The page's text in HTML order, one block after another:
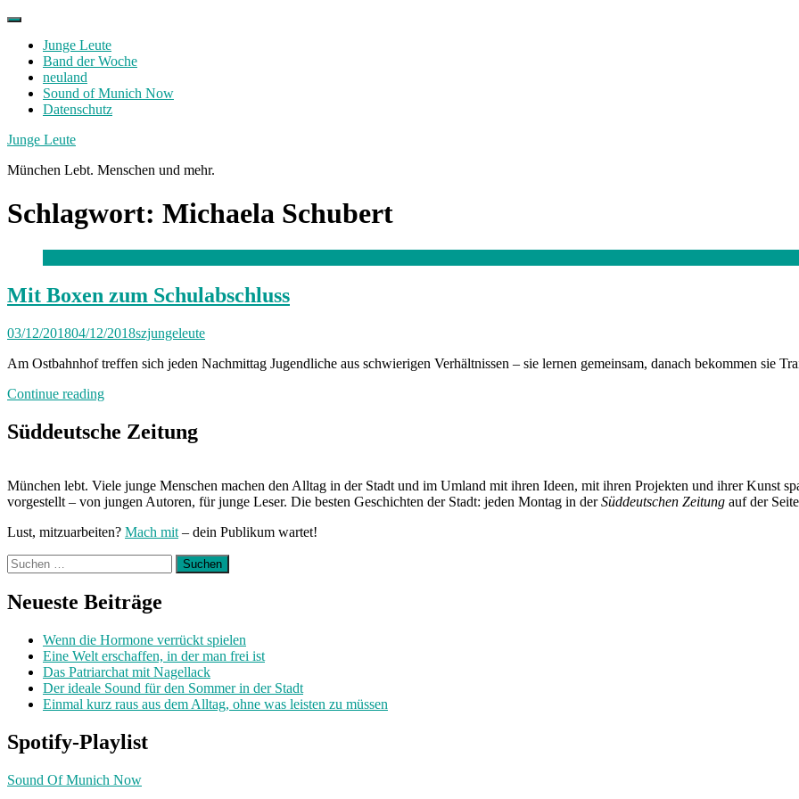
Skip
contentJunge Leute
Band der Woche
neuland
Sound of Munich Now
Datenschutz
Facebook
Twitter
Instagram
Junge Leute
München Lebt. Menschen und mehr.
Schlagwort: Michaela Schubert
Mit Boxen zum Schulabschluss
03/12/201804/12/2018szjungeleute
Am Ostbahnhof treffen sich jeden Nachmittag Jugendliche aus schwierigen Verhältnissen – sie lernen gemeinsam, danach bekommen sie
Continue reading„Mit
zum
Schulabschluss“
Süddeutsche Zeitung
München lebt. Viele junge Menschen machen den Alltag in der Stadt und im Umland mit ihren Ideen, mit ihren Projekten und ihrer Kunst
vorgestellt – von jungen Autoren, für junge Leser. Die besten Geschichten der Stadt: jeden Montag in derSüddeutschen Zeitung auf der
Lust, mitzuarbeiten? Mach mit – dein Publikum wartet!
Suchen
nach:
Neueste Beiträge
Wenn die Hormone verrückt spielen
Eine Welt erschaffen, in der man frei ist
Das Patriarchat mit Nagellack
Der ideale Sound für den Sommer in der Stadt
Einmal kurz raus aus dem Alltag, ohne was leisten zu müssen
Spotify-Playlist
Sound Of Munich Now